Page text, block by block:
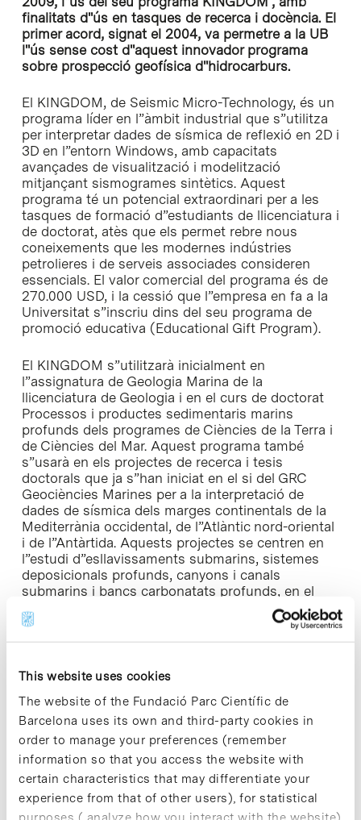
This website uses cookies
The website of the Fundació Parc Científic de
Barcelona uses its own and third-party cookies in
order to manage your preferences (remember
information so that you access the website with
certain characteristics that may differentiate your
experience from that of other users), for statistical
finalitats d''ús en tasques de recerca i docència. El
primer acord, signat el 2004, va permetre a la UB
l''ús sense cost d''aquest innovador programa
sobre prospecció geofísica d''hidrocarburs.
El KINGDOM, de Seismic Micro-Technology, és un
programa líder en l”àmbit industrial que s”utilitza
per interpretar dades de sísmica de reflexió en 2D i
3D en l”entorn Windows, amb capacitats
avançades de visualització i modelització
mitjançant sismogrames sintètics. Aquest
programa té un potencial extraordinari per a les
tasques de formació d”estudiants de llicenciatura i
de doctorat, atès que els permet rebre nous
coneixements que les modernes indústries
petrolieres i de serveis associades consideren
essencials. El valor comercial del programa és de
270.000 USD, i la cessió que l”empresa en fa a la
Universitat s”inscriu dins del seu programa de
promoció educativa (Educational Gift Program).
El KINGDOM s”utilitzarà inicialment en
l”assignatura de Geologia Marina de la
llicenciatura de Geologia i en el curs de doctorat
Processos i productes sedimentaris marins
profunds dels programes de Ciències de la Terra i
de Ciències del Mar. Aquest programa també
s”usarà en els projectes de recerca i tesis
doctorals que ja s”han iniciat en el si del GRC
Geociències Marines per a la interpretació de
dades de sísmica dels marges continentals de la
Mediterrània occidental, de l”Atlàntic nord-oriental
i de l”Antàrtida. Aquests projectes se centren en
l”estudi d”esllavissaments submarins, sistemes
deposicionals profunds, canyons i canals
submarins i bancs carbonatats profunds, en el
marc de l”anomenada estratigrafia sísmica i
seqüencial. La disponibilitat del KINGDOM situa el
GRC Geociències Marines com un dels grups de
geociències marines.
Share Share